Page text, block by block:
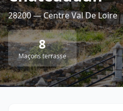
28200 — Centre Val De Loire
8
Maçons terrasse